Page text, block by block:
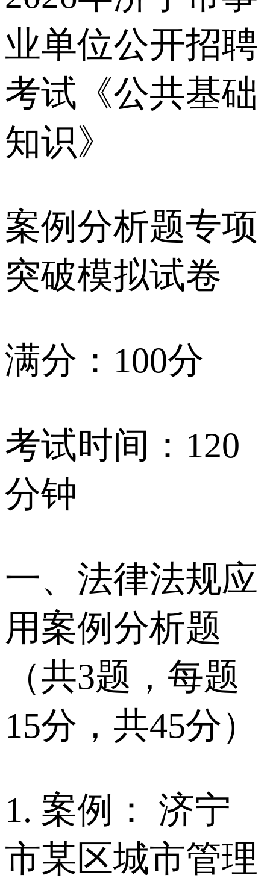
业单位公开招聘
考试《公共基础
知识》
案例分析题专项
突破模拟试卷
满分：100分
考试时间：120
分钟
一、法律法规应
用案例分析题
（共3题，每题
15分，共45分）
1. 案例： 济宁
市某区城市管理